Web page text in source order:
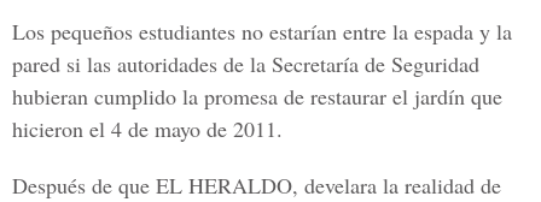
Los pequeños estudiantes no estarían entre la espada y la
pared si las autoridades de la Secretaría de Seguridad
hubieran cumplido la promesa de restaurar el jardín que
hicieron el 4 de mayo de 2011.
Después de que EL HERALDO, develara la realidad de